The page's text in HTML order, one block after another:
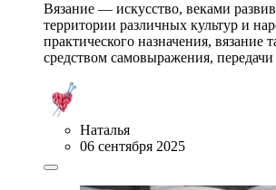
Вязание — искусство, веками
территории различных культур и
практического назначения, вязание
средством самовыражения,
Наталья
06 сентября 2025